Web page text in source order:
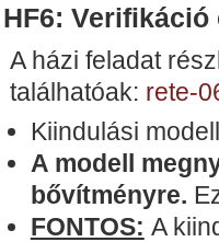
HF6: Verifikáció
A házi feladat
találhatóak: rete-
Kiindulási
A modell
bővítményre.
FONTOS: A